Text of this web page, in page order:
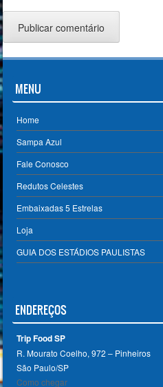
MENU
Home
Sampa Azul
Fale Conosco
Redutos Celestes
Embaixadas 5 Estrelas
Loja
GUIA DOS ESTÁDIOS PAULISTAS
ENDEREÇOS
Trip Food SP
R. Mourato Coelho, 972 – Pinheiros
São Paulo/SP ‎
Como chegar